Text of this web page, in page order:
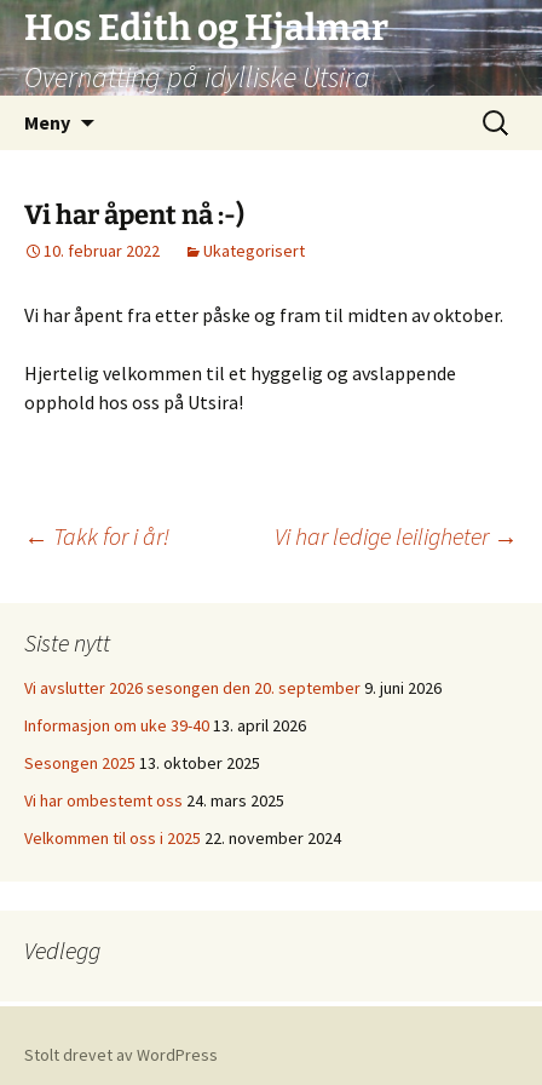
Hopp
innhold
Hos Edith og Hjalmar
Overnatting på idylliske Utsira
Meny
Søk
etter:
Vi har åpent nå :-)
10. februar 2022 Ukategorisert
Vi har åpent fra etter påske og fram til midten av oktober.
Hjertelig velkommen til et hyggelig og avslappende
opphold hos oss på Utsira!
Innleggsnavigasjon
← Takk for i år! Vi har ledige leiligheter →
Siste nytt
Vi avslutter 2026 sesongen den 20. september9. juni 2026
Informasjon om uke 39-4013. april 2026
Sesongen 2025 13. oktober 2025
Vi har ombestemt oss 24. mars 2025
Velkommen til oss i 2025 22. november 2024
Vedlegg
Stolt drevet av WordPress